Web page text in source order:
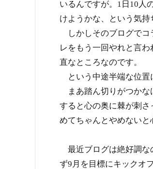
いるんですが。1日10人
けようかな、という気持
しかしそのブログでコ
レをもう一回やれと言
直なところなのです。
という中途半端な位置
まあ踏ん切りがつかな
すると心の奥に棘が刺
めてちゃんとやめないと
最近ブログは絶好調な
ず9月を目標にキックオ